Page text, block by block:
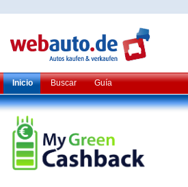
Inicio Buscar Guía